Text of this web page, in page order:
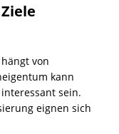
von
kann
sein.
eignen sich